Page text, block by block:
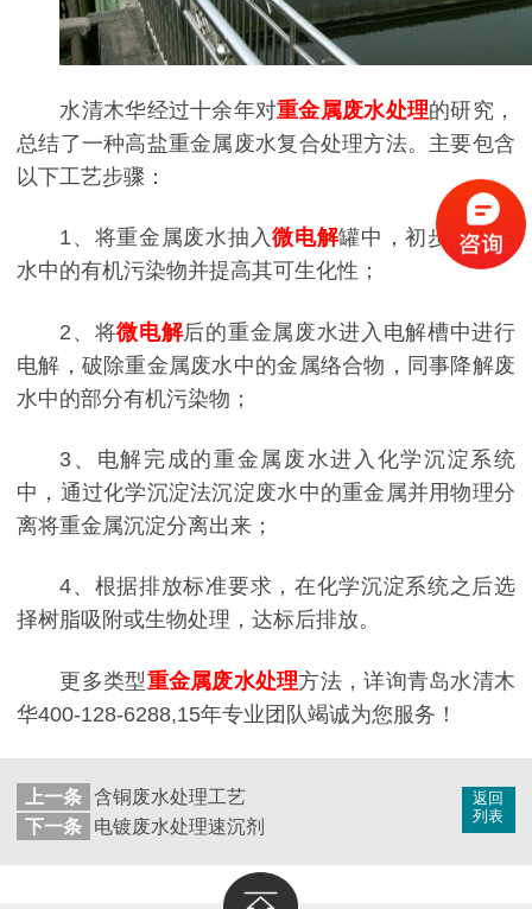
水清木华经过十余年对重金属废水处理的研究，
总结了一种高盐重金属废水复合处理方法。主要包含
以下工艺步骤：
1、将重金属废水抽入微电解罐中，初步降解废
水中的有机污染物并提高其可生化性；
2、将微电解后的重金属废水进入电解槽中进行
电解，破除重金属废水中的金属络合物，同事降解废
水中的部分有机污染物；
3、电解完成的重金属废水进入化学沉淀系统
中，通过化学沉淀法沉淀废水中的重金属并用物理分
离将重金属沉淀分离出来；
4、根据排放标准要求，在化学沉淀系统之后选
择树脂吸附或生物处理，达标后排放。
更多类型重金属废水处理方法，详询青岛水清木
华400-128-6288,15年专业团队竭诚为您服务！
返回
列表
上一条 含铜废水处理工艺
下一条
电镀废水处理速沉剂